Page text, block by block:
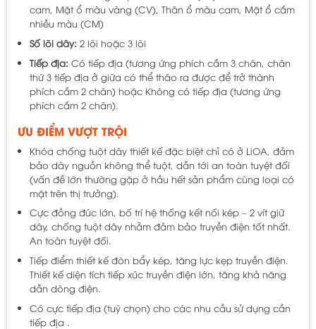
cam, Mặt ổ màu vàng (CV), Thân ổ màu cam, Mặt ổ cắm
nhiều màu (CM)
Số lõi dây: 2 lõi hoặc 3 lõi
Tiếp địa: Có tiếp địa (tương ứng phích cắm 3 chân, chân
thứ 3 tiếp địa ở giữa có thể tháo ra được để trở thành
phích cắm 2 chân) hoặc Không có tiếp địa (tương ứng
phích cắm 2 chân).
ƯU ĐIỂM VƯỢT TRỘI
Khóa chống tuột dây thiết kế đặc biệt chỉ có ở LiOA, đảm
bảo dây nguồn không thể tuột, dẫn tới an toàn tuyệt đối
(vấn đề lớn thường gặp ở hầu hết sản phẩm cùng loại có
mặt trên thị trưởng).
Cực đồng đúc lớn, bố trí hệ thống kết nối kép – 2 vít giữ
dây, chống tuột dây nhằm đảm bảo truyền điện tốt nhất.
An toàn tuyệt đối.
Tiếp điểm thiết kế đòn bẩy kép, tăng lực kẹp truyền điện.
Thiết kế diện tích tiếp xúc truyền điện lớn, tăng khả năng
dẫn dòng điện.
Có cực tiếp địa (tuỳ chọn) cho các nhu cầu sử dụng cần
tiếp địa .